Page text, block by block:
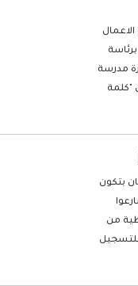
مدرسة
"كلمة
بتكون
من